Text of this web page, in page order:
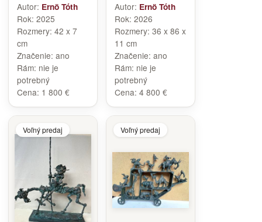
Autor: Ernö Tóth
Rok: 2025
Rozmery: 42 x 7
cm
Značenie: ano
Rám: nie je
potrebný
Cena: 1 800 €
Autor: Ernö Tóth
Rok: 2026
Rozmery: 36 x 86 x
11 cm
Značenie: ano
Rám: nie je
potrebný
Cena: 4 800 €
Voľný predaj Voľný predaj